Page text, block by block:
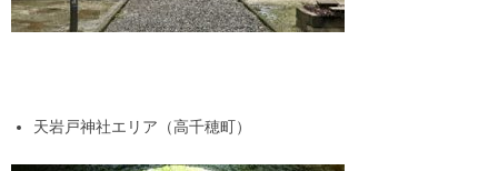
天岩戸神社エリア（高千穂町）